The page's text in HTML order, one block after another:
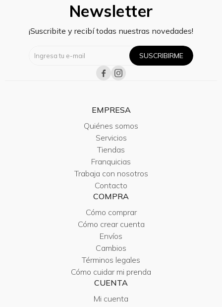
Newsletter
¡Suscribite y recibí todas nuestras novedades!
SUSCRIBIRME
 
EMPRESA
Quiénes somos
Servicios
Tiendas
Franquicias
Trabaja con nosotros
Contacto
COMPRA
Cómo comprar
Cómo crear cuenta
Envíos
Cambios
Términos legales
Cómo cuidar mi prenda
CUENTA
Mi cuenta